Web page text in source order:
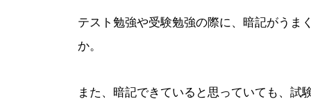
テスト勉強や受験勉強の際に、暗記がうま
か。
また、暗記できていると思っていても、試